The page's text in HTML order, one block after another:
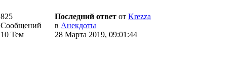
825
Сообщений
10 Тем
Последний ответ от Krezza
в Анекдоты
28 Марта 2019, 09:01:44